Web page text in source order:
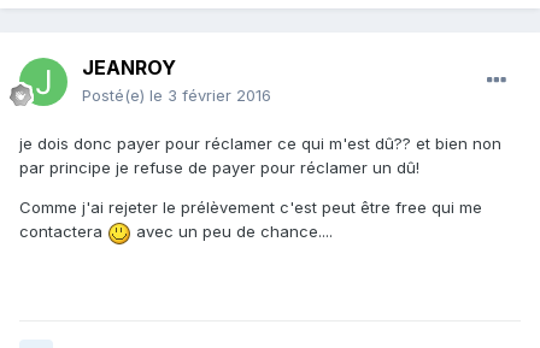
JEANROY
Posté(e) le 3 février 2016
je dois donc payer pour réclamer ce qui m'est dû?? et bien non
par principe je refuse de payer pour réclamer un dû!
Comme j'ai rejeter le prélèvement c'est peut être free qui me
contactera
avec un peu de chance....